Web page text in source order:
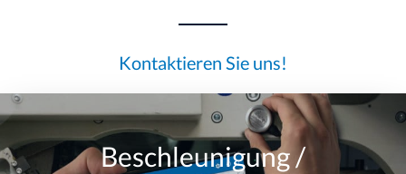
Kontaktieren Sie uns!
Beschleunigung /